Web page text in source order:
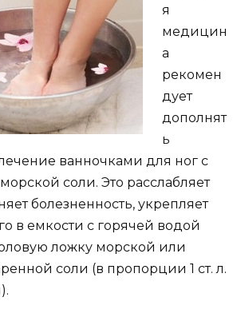
я
медицин
а
рекомен
дует
дополнят
ь
ванночками для ног с
соли. Это расслабляет
болезненность, укрепляет
в емкости с горячей водой
ложку морской или
соли (в пропорции 1 ст. л.